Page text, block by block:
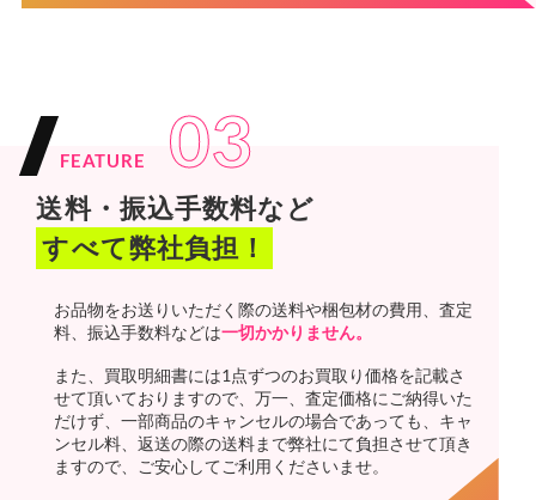
FEATURE 03
送料・振込手数料など
すべて弊社負担！
お品物をお送りいただく際の送料や梱包材の費用、査定
料、振込手数料などは一切かかりません。
また、買取明細書には1点ずつのお買取り価格を記載さ
せて頂いておりますので、万一、査定価格にご納得いた
だけず、一部商品のキャンセルの場合であっても、キャ
ンセル料、返送の際の送料まで弊社にて負担させて頂き
ますので、ご安心してご利用くださいませ。